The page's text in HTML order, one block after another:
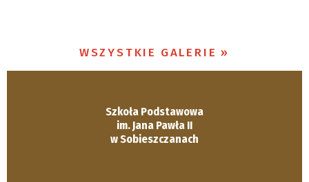
WSZYSTKIE GALERIE
Szkoła Podstawowa
im. Jana Pawła II
w Sobieszczanach